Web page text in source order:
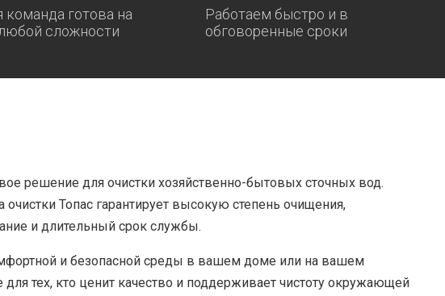
команда готова на
сложности
Работаем быстро и в
обговоренные сроки
решение для очистки хозяйственно-бытовых сточных вод.
Топас гарантирует высокую степень очищения,
и длительный срок службы.
и безопасной среды в вашем доме или на вашем
тех, кто ценит качество и поддерживает чистоту окружающей